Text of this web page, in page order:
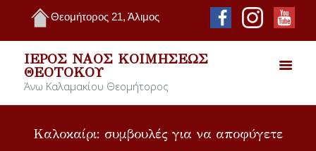
Θεομήτορος 21, Άλιμος
ΙΕΡΌΣ ΝΑΌΣ ΚΟΙΜΉΣΕΩΣ
ΘΕΟΤΌΚΟΥ
Άνω Καλαμακίου Θεομήτορος
Καλοκαίρι: συμβουλές για να αποφύγετε